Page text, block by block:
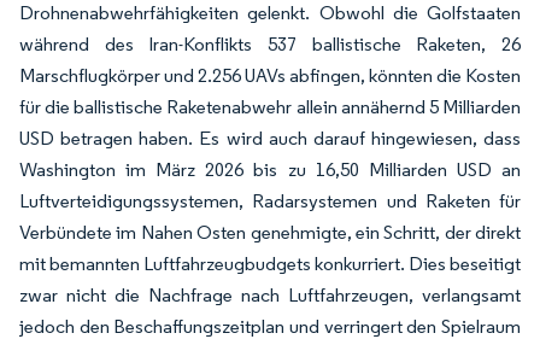
Drohnenabwehrfähigkeiten gelenkt. Obwohl die Golfstaaten
während des Iran-Konflikts 537 ballistische Raketen, 26
Marschflugkörper und 2.256 UAVs abfingen, könnten die Kosten
für die ballistische Raketenabwehr allein annähernd 5 Milliarden
USD betragen haben. Es wird auch darauf hingewiesen, dass
Washington im März 2026 bis zu 16,50 Milliarden USD an
Luftverteidigungssystemen, Radarsystemen und Raketen für
Verbündete im Nahen Osten genehmigte, ein Schritt, der direkt
mit bemannten Luftfahrzeugbudgets konkurriert. Dies beseitigt
zwar nicht die Nachfrage nach Luftfahrzeugen, verlangsamt
jedoch den Beschaffungszeitplan und verringert den Spielraum